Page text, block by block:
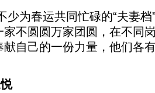
春运共同忙碌的“夫妻档
家不圆圆万家团圆，在不同
献自己的一份力量，他们各